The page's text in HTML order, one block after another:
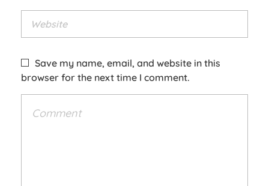
Save my name, email, and website in this
browser for the next time I comment.